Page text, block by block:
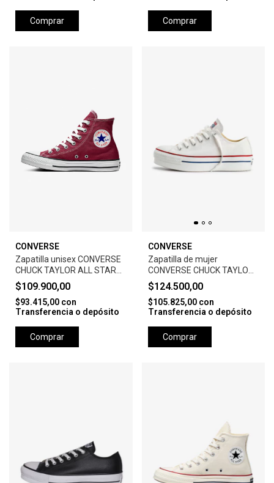
Comprar Comprar
CONVERSE
Zapatilla unisex CONVERSE
CHUCK TAYLOR ALL STAR
HI-MAROO
$109.900,00
$93.415,00 con
Transferencia o depósito
Comprar
CONVERSE
Zapatilla de mujer
CONVERSE CHUCK TAYLOR
ALL STAR PLATFORM -
WHITE
$124.500,00
$105.825,00 con
Transferencia o depósito
Comprar